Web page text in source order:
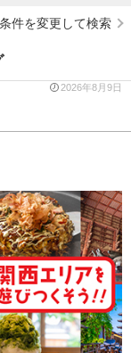
条件を変更して検索
2026年8月9日